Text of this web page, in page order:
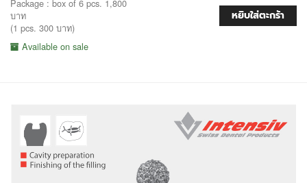
Package : box of 6 pcs. 1,800
บาท
(1 pcs. 300 บาท)
Available on sale
หยิบใส่ตะกร้า